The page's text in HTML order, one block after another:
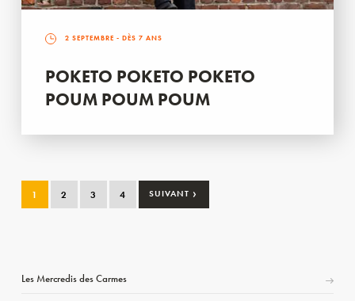
2 SEPTEMBRE - DÈS 7 ANS
POKETO POKETO POKETO
POUM POUM POUM
1 2 3 4 SUIVANT ›
Les Mercredis des Carmes